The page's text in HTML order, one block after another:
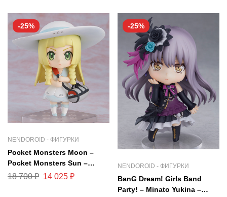
-25%
NENDOROID - ФИГУРКИ
Pocket Monsters Moon –
Pocket Monsters Sun –
Cosmog – Lilie – Nendoroid
18 700₽ 14 025 ₽
-25%
NENDOROID - ФИГУРКИ
BanG Dream! Girls Band
Party! – Minato Yukina –